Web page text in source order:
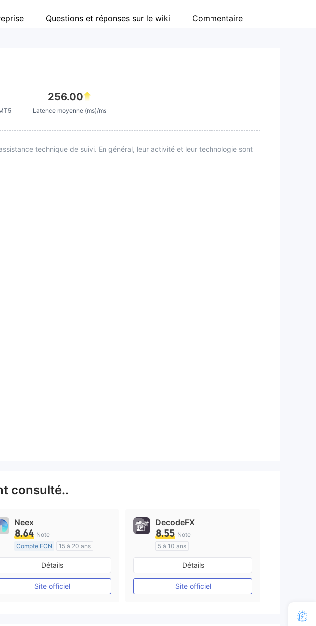
Questions et réponses sur le wiki Commentaire
256.00
Latence moyenne (ms)/ms
technique de suivi. En général, leur activité et leur technologie sont
consulté..
Neex
8.64 Note
Compte ECN
15 à 20 ans
Réglementation de Australie
Market Making (MM)
Etiquette principale MT4
Détails
Site officiel
DecodeFX
8.55 Note
5 à 10 ans
Réglementation de Australie
Market Making (MM)
Etiquette principale MT4
Détails
Site officiel